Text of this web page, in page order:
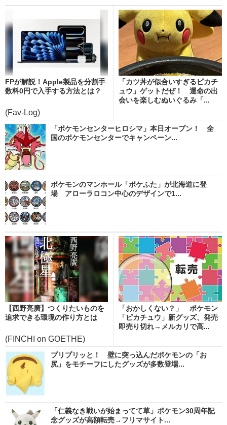
FPが解説！Apple製品を分割手
数料0円で入手する方法とは？
(Fav-Log)
「カツ丼が似合いすぎるピカチ
ュウ」ゲットだぜ！ 運命の出
会いを楽しむぬいぐるみ「...
「ポケモンセンターヒロシマ」本日オープン！ 全
国のポケモンセンターでキャンペーン...
ポケモンのマンホール「ポケふた」が北海道に登
場 アローラロコン中心のデザインで1...
【西野亮廣】つくりたいものを
追求できる環境の作り方とは
(FINCHI on GOETHE)
「おかしくない？」 ポケモン
「ピカチュウ」新グッズ、発売
即売り切れ→メルカリで高...
プリプリッと！ 壁に突っ込んだポケモンの「お
尻」をモチーフにしたグッズが多数登場...
「仁義なき戦いが始まってて草」ポケモン30周年記
念グッズが高額転売→フリマサイト...